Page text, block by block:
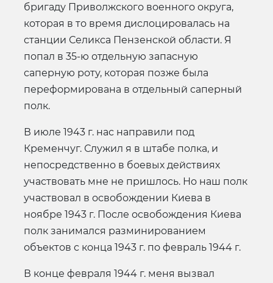
бригаду Приволжского военного округа,
которая в то время дислоцировалась на
станции Селикса Пензенской области. Я
попал в 35-ю отдельную запасную
саперную роту, которая позже была
переформирована в отдельный саперный
полк.
В июле 1943 г. нас направили под
Кременчуг. Служил я в штабе полка, и
непосредственно в боевых действиях
участвовать мне не пришлось. Но наш полк
участвовал в освобождении Киева в
ноябре 1943 г. После освобождения Киева
полк занимался разминированием
объектов с конца 1943 г. по февраль 1944 г.
В конце февраля 1944 г. меня вызвал